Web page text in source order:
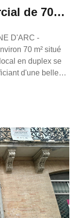
de 70m²
70 m² situé
en duplex se
d'une belle
local. Il dispose
que d'une
et bien
à une activité
activité
local
45 m² afin de
au premier étage.
développer votre
un